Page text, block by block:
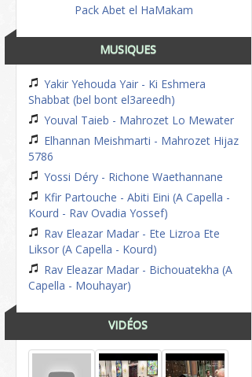
Pack Abet el HaMakam
MUSIQUES
Yakir Yehouda Yair - Ki Eshmera
Shabbat (bel bont el3areedh)
Youval Taieb - Mahrozet Lo Mewater
Elhannan Meishmarti - Mahrozet Hijaz
5786
Yossi Déry - Richone Waethannane
Kfir Partouche - Abiti Eini (A Capella -
Kourd - Rav Ovadia Yossef)
Rav Eleazar Madar - Ete Lizroa Ete
Liksor (A Capella - Kourd)
Rav Eleazar Madar - Bichouatekha (A
Capella - Mouhayar)
VIDÉOS